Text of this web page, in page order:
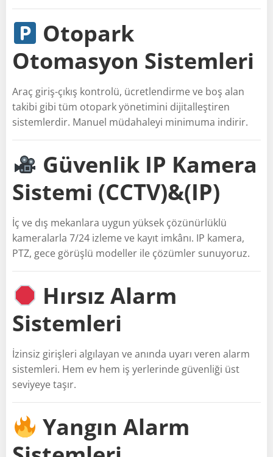
Otopark
Otomasyon Sistemleri
Araç giriş-çıkış kontrolü, ücretlendirme ve boş alan
takibi gibi tüm otopark yönetimini dijitalleştiren
sistemlerdir. Manuel müdahaleyi minimuma indirir.
Güvenlik IP Kamera
Sistemi (CCTV)&(IP)
İç ve dış mekanlara uygun yüksek çözünürlüklü
kameralarla 7/24 izleme ve kayıt imkânı. IP kamera,
PTZ, gece görüşlü modeller ile çözümler sunuyoruz.
Hırsız Alarm
Sistemleri
İzinsiz girişleri algılayan ve anında uyarı veren alarm
sistemleri. Hem ev hem iş yerlerinde güvenliği üst
seviyeye taşır.
Yangın Alarm